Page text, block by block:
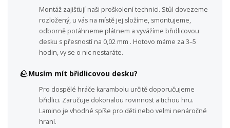
Montáž zajišťují naši proškolení technici. Stůl dovezeme
rozložený, u vás na místě jej složíme, smontujeme,
odborně potáhneme plátnem a vyvážíme břidlicovou
desku s přesností na 0,02 mm . Hotovo máme za 3–5
hodin, vy se o nic nestaráte.
🪨Musím mít břidlicovou desku?
Pro dospělé hráče karambolu určitě doporučujeme
břidlici. Zaručuje dokonalou rovinnost a tichou hru.
Lamino je vhodné spíše pro děti nebo velmi nenáročné
hraní.